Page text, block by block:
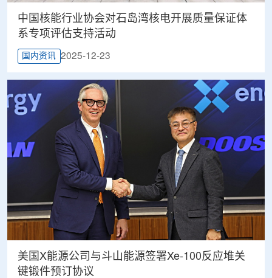
中国核能行业协会对石岛湾核电开展质量保证体
系专项评估支持活动
国内资讯 2025-12-23
美国X能源公司与斗山能源签署Xe-100反应堆关
键锻件预订协议